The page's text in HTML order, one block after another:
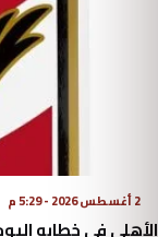
2 أغسطس 2026 - 5:29 م
الأهلي في خطابه